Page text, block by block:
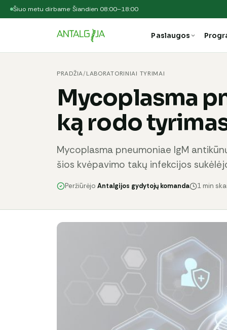
Šiuo metu dirbame· Šiandien 08:00–18:00
Paslaugos
PRADŽIA/LABORATORINIAI TYRIMAI
Mycoplasma
ką rodo
Mycoplasma pneumoniae IgM
šios kvėpavimo takų infekcijos
Peržiūrėjo Antalgijos gydytojų komanda 1 min